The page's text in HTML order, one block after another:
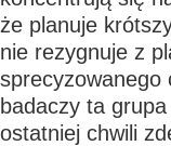
że planuje
nie rezygnuje z
sprecyzowanego
badaczy ta
ostatniej chwili